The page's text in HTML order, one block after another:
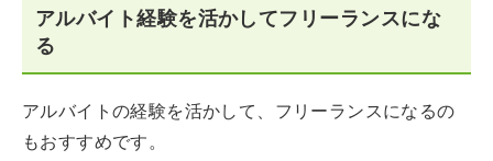
アルバイト経験を活かしてフリーランスにな
る
アルバイトの経験を活かして、フリーランスになるの
もおすすめです。